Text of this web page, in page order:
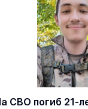
СВО погиб 21-